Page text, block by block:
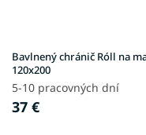
Bavlnený chránič Róll na
120x200
5-10 pracovných dní
37 €